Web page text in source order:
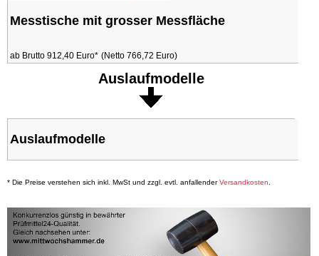
Messtische mit grosser Messfläche
ab Brutto 912,40 Euro* (Netto 766,72 Euro)
Auslaufmodelle
Auslaufmodelle
* Die Preise verstehen sich inkl. MwSt und zzgl. evtl. anfallenderVersandkosten